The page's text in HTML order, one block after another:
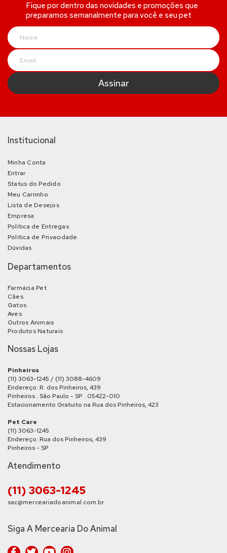
Fique por dentro das novidades e promoções que
preparamos semanalmente para você e seu pet
Institucional
Minha Conta
Entrar
Status do Pedido
Meu Carrinho
Lista de Desejos
Empresa
Política de Entregas
Política de Privacidade
Dúvidas
Departamentos
Farmácia Pet
Cães
Gatos
Aves
Outros Animais
Produtos Naturais
Nossas Lojas
Pinheiros
(11) 3063-1245 / (11) 3088-4609
Endereço: R. dos Pinheiros, 439
Pinheiros . São Paulo - SP . 05422-010
Estacionamento Gratuito na Rua dos Pinheiros, 423
Pet Care
(11) 3063-1245
Endereço: Rua dos Pinheiros, 439
Pinheiros - SP
Atendimento
(11) 3063-1245
sac@merceariadoanimal.com.br
Siga A Mercearia Do Animal